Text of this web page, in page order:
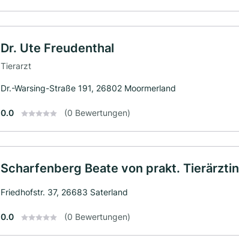
Dr. Ute Freudenthal
Tierarzt
Dr.-Warsing-Straße 191, 26802 Moormerland
0.0 (0 Bewertungen)
Scharfenberg Beate von prakt. Tierärztin
Friedhofstr. 37, 26683 Saterland
0.0 (0 Bewertungen)